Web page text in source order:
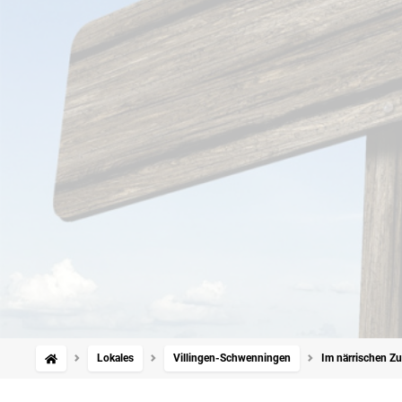
Lokales Villingen-Schwenningen Im närrischen